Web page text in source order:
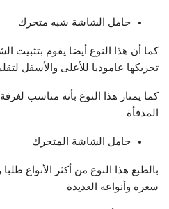
حامل الشاشة شبه متحرك
كما أن هذا النوع أيضا يقوم بتثبيت
تحريكها عاموديا للأعلى والأسفل
كما يمتاز هذا النوع بأنه مناسب
المدفأة
حامل الشاشة المتحرك
بالطبع هذا النوع من أكثر الأنواع
سعره وأنواعه العديدة​